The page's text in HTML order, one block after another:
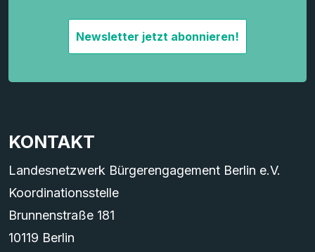
Newsletter jetzt abonnieren!
KONTAKT
Landesnetzwerk Bürgerengagement Berlin e.V.
Koordinationsstelle
Brunnenstraße 181
10119 Berlin